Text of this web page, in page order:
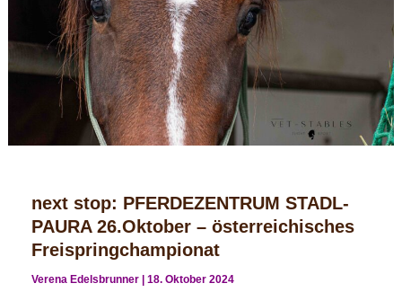
next stop: PFERDEZENTRUM STADL-
PAURA 26.Oktober – österreichisches
Freispringchampionat
Verena Edelsbrunner 18. Oktober 2024